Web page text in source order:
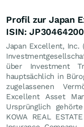
Profil zur Japan
ISIN:
Japan Excellent, Inc.
über Investment
hauptsächlich in
zugelassenen
Excellent Asset
Ursprünglich
KOWA REAL